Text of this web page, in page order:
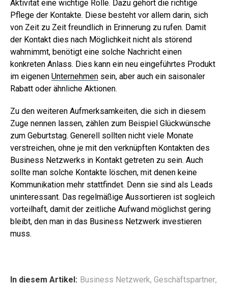
Aktivität eine wichtige Rolle. Dazu gehört die richtige
Pflege der Kontakte. Diese besteht vor allem darin, sich
von Zeit zu Zeit freundlich in Erinnerung zu rufen. Damit
der Kontakt dies nach Möglichkeit nicht als störend
wahrnimmt, benötigt eine solche Nachricht einen
konkreten Anlass. Dies kann ein neu eingeführtes Produkt
im eigenen Unternehmen sein, aber auch ein saisonaler
Rabatt oder ähnliche Aktionen.
Zu den weiteren Aufmerksamkeiten, die sich in diesem
Zuge nennen lassen, zählen zum Beispiel Glückwünsche
zum Geburtstag. Generell sollten nicht viele Monate
verstreichen, ohne je mit den verknüpften Kontakten des
Business Netzwerks in Kontakt getreten zu sein. Auch
sollte man solche Kontakte löschen, mit denen keine
Kommunikation mehr stattfindet. Denn sie sind als Leads
uninteressant. Das regelmäßige Aussortieren ist sogleich
vorteilhaft, damit der zeitliche Aufwand möglichst gering
bleibt, den man in das Business Netzwerk investieren
muss.
In diesem Artikel: Business Netzwerk, Geschäftspartner,